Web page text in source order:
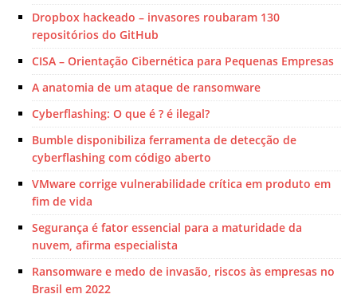
Dropbox hackeado – invasores roubaram 130
repositórios do GitHub
CISA – Orientação Cibernética para Pequenas Empresas
A anatomia de um ataque de ransomware
Cyberflashing: O que é ? é ilegal?
Bumble disponibiliza ferramenta de detecção de
cyberflashing com código aberto
VMware corrige vulnerabilidade crítica em produto em
fim de vida
Segurança é fator essencial para a maturidade da
nuvem, afirma especialista
Ransomware e medo de invasão, riscos às empresas no
Brasil em 2022